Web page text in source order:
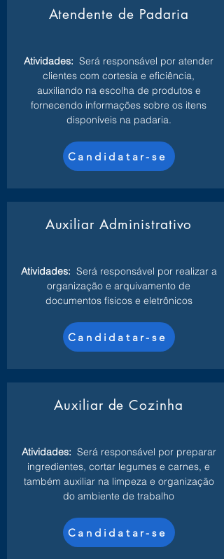
Atendente de Padaria
Atividades: Será responsável por atender
clientes com cortesia e eficiência,
auxiliando na escolha de produtos e
fornecendo informações sobre os itens
disponíveis na padaria.
Candidatar-se
Auxiliar Administrativo
Atividades: Será responsável por realizar a
organização e arquivamento de
documentos físicos e eletrônicos
Candidatar-se
Auxiliar de Cozinha
Atividades: Será responsável por preparar
ingredientes, cortar legumes e carnes, e
também auxiliar na limpeza e organização
do ambiente de trabalho
Candidatar-se